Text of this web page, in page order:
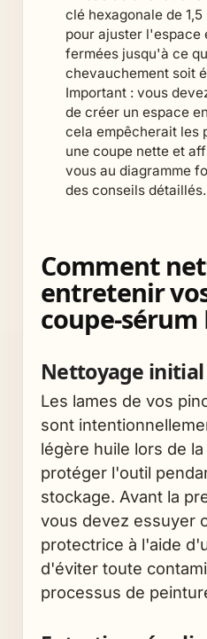
clé hexagonale de
pour ajuster l'espace
fermées jusqu'à ce
chevauchement soit
Important : vous
de créer un espace
cela empêcherait les
une coupe nette et
vous au diagramme
des conseils détaillés.
Comment
entretenir
coupe-sérum
Nettoyage
Les lames de vos
sont
légère huile lors de
protéger l'outil
stockage. Avant la
vous devez essuyer
protectrice à l'aide
d'éviter toute
processus de